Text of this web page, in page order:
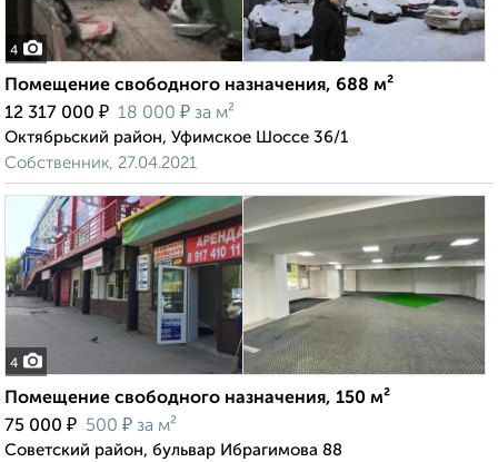
4
Помещение свободного назначения, 688 м²
12 317 000 ₽ 18 000 ₽ за м²
Октябрьский район, Уфимское Шоссе 36/1
Собственник, 27.04.2021
4
Помещение свободного назначения, 150 м²
75 000 ₽ 500 ₽ за м²
Советский район, бульвар Ибрагимова 88